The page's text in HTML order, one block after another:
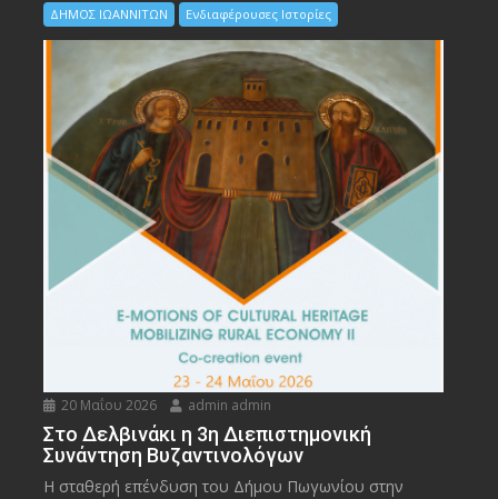
ΔΗΜΟΣ ΙΩΑΝΝΙΤΩΝ Ενδιαφέρουσες Ιστορίες
20 Μαΐου 2026 admin admin
Στο Δελβινάκι η 3η Διεπιστημονική
Συνάντηση Βυζαντινολόγων
Η σταθερή επένδυση του Δήμου Πωγωνίου στην